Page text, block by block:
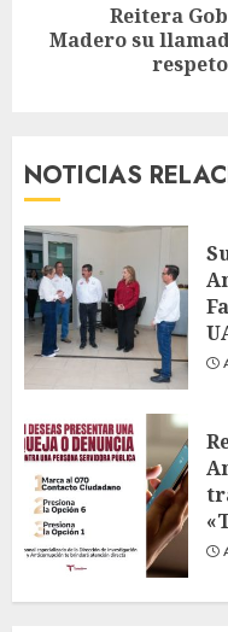
Siguiente
Reitera
Madero su
NOTICIAS